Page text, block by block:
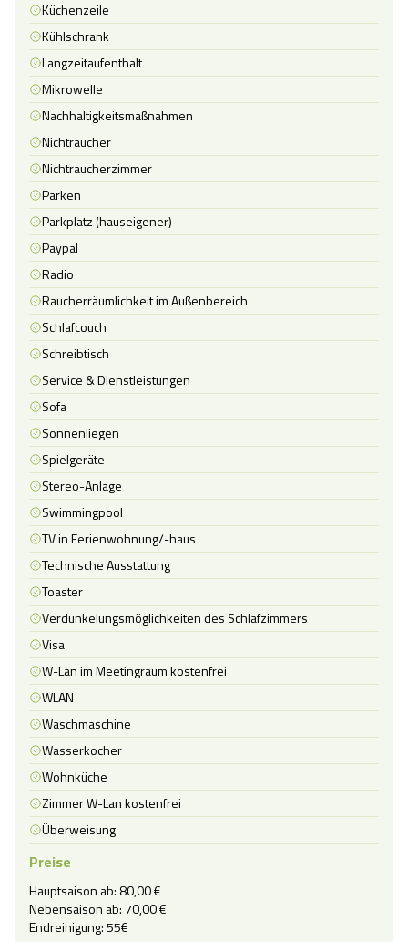
Küchenzeile
Kühlschrank
Langzeitaufenthalt
Mikrowelle
Nachhaltigkeitsmaßnahmen
Nichtraucher
Nichtraucherzimmer
Parken
Parkplatz (hauseigener)
Paypal
Radio
Raucherräumlichkeit im Außenbereich
Schlafcouch
Schreibtisch
Service & Dienstleistungen
Sofa
Sonnenliegen
Spielgeräte
Stereo-Anlage
Swimmingpool
TV in Ferienwohnung/-haus
Technische Ausstattung
Toaster
Verdunkelungsmöglichkeiten des Schlafzimmers
Visa
W-Lan im Meetingraum kostenfrei
WLAN
Waschmaschine
Wasserkocher
Wohnküche
Zimmer W-Lan kostenfrei
Überweisung
Preise
Hauptsaison ab: 80,00 €
Nebensaison ab: 70,00 €
Endreinigung: 55€